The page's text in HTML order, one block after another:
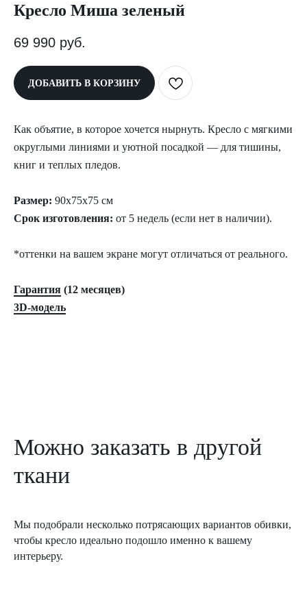
Кресло Миша зеленый
69 990 руб.
ДОБАВИТЬ В КОРЗИНУ
Как объятие, в которое хочется нырнуть. Кресло с мягкими
округлыми линиями и уютной посадкой — для тишины,
книг и теплых пледов.
Размер: 90х75х75 см
Срок изготовления: от 5 недель (если нет в наличии).
*оттенки на вашем экране могут отличаться от реального.
Гарантия (12 месяцев)
3D-модель
Можно заказать в другой
ткани
Мы подобрали несколько потрясающих вариантов обивки,
чтобы кресло идеально подошло именно к вашему
интерьеру.